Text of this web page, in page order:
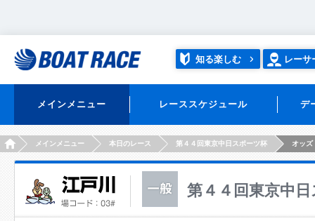
知る楽しむ レーサ
メインメニュー レーススケジュール デ
HOMEメインメニュー 本日のレース 第４４回東京中日スポーツ杯 オッズ
第４４回東京中